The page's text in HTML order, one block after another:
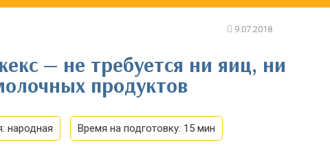
— не требуется ни яиц, ни
продуктов
народная Время на подготовку: 15 мин